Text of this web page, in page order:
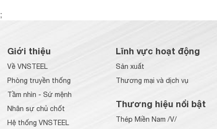
;
Giới thiệu
Về VNSTEEL
Phòng truyền thống
Tầm nhìn - Sứ mệnh
Nhân sự chủ chốt
Hệ thống VNSTEEL
Lĩnh vực hoạt động
Sản xuất
Thương mại và dịch vụ
Thương hiệu nổi bật
Thép Miền Nam /V/